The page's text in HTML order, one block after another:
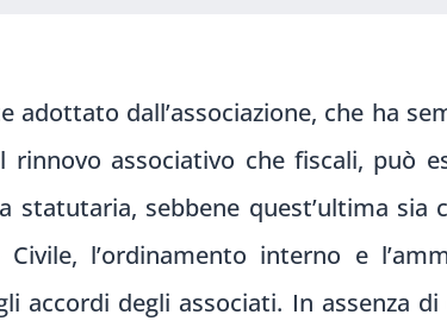
dall’associazione, che ha
rinnovo associativo che fiscali, può
statutaria, sebbene quest’ultima sia
l’ordinamento interno e
accordi degli associati. In assenza